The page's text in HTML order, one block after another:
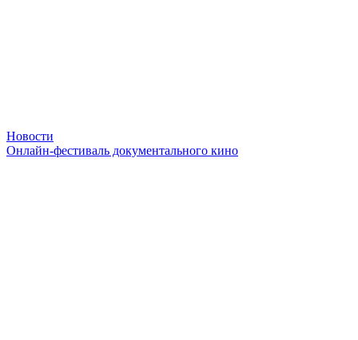
Новости
Онлайн-фестиваль документального кино